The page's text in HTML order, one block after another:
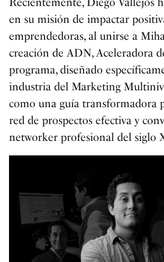
en su misión de impactar
emprendedoras, al unirse a
creación de ADN, Aceleradora
programa, diseñado
industria del Marketing
como una guía transformadora
red de prospectos efectiva y
networker profesional del siglo